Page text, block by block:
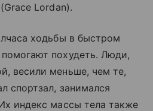
Lordan).
ходьбы в быстром
похудеть. Люди,
весили меньше, чем те,
спортзал, занимался
индекс массы тела также